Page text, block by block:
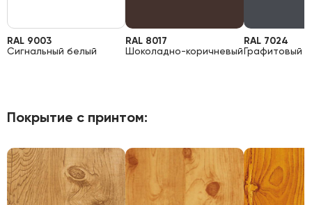
RAL 9003
Сигнальный белый
RAL 8017
Шоколадно-коричневый
RAL 7024
Графитовый
Покрытие с принтом: